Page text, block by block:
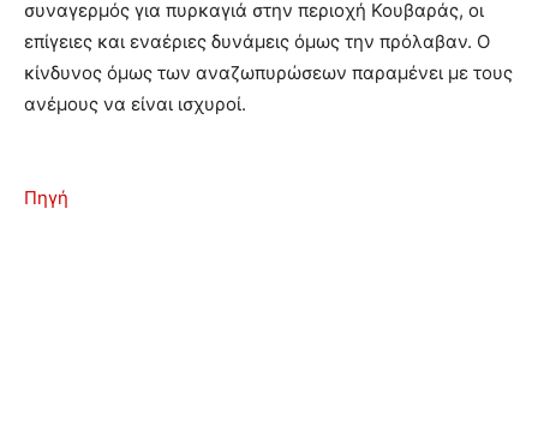
συναγερμός για πυρκαγιά στην περιοχή Κουβαράς, οι
επίγειες και εναέριες δυνάμεις όμως την πρόλαβαν. Ο
κίνδυνος όμως των αναζωπυρώσεων παραμένει με τους
ανέμους να είναι ισχυροί.
Πηγή